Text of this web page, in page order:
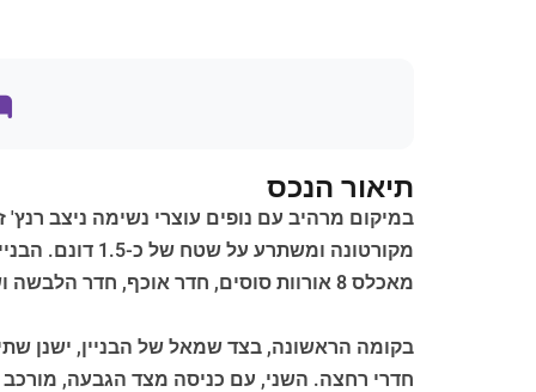
תיאור הנכס
מאכלס 8 אורוות סוסים, חדר אוכף, חדר הלבשה ושירותים, כמו גם דירה אחת הכוללת אזור מגורים, 2 חדרי שינה ו-2 חדרי רחצה.
בקומה הראשונה, בצד שמאל של הבניין, ישנן
חדרי רחצה. השני, עם כניסה מצד הגבעה,